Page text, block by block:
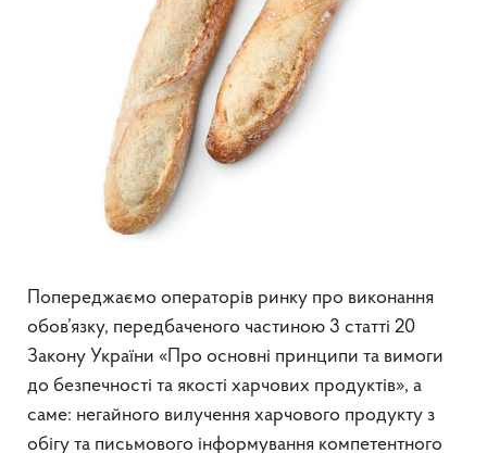
Попереджаємо операторів ринку про виконання
обов’язку, передбаченого частиною 3 статті 20
Закону України «Про основні принципи та вимоги
до безпечності та якості харчових продуктів», а
саме: негайного вилучення харчового продукту з
обігу та письмового інформування компетентного